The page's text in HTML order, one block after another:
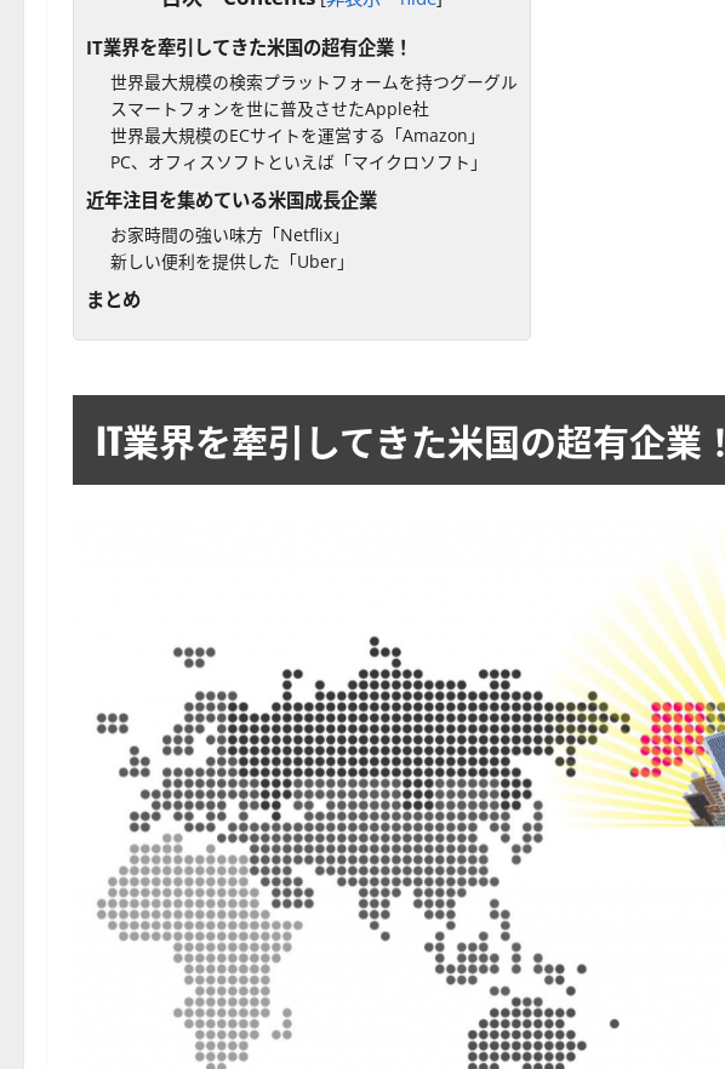
IT業界を牽引してきた米国の超有企業！
世界最大規模の検索プラットフォームを持つグーグル
スマートフォンを世に普及させたApple社
世界最大規模のECサイトを運営する「Amazon」
PC、オフィスソフトといえば「マイクロソフト」
近年注目を集めている米国成長企業
お家時間の強い味方「Netflix」
新しい便利を提供した「Uber」
まとめ
IT業界を牽引してきた米国の超有企業！